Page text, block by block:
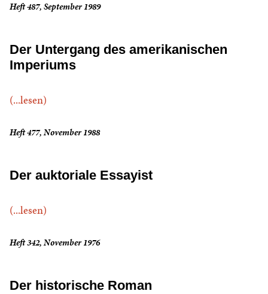
Heft 487, September 1989
Der Untergang des amerikanischen
Imperiums
(...lesen)
Heft 477, November 1988
Der auktoriale Essayist
(...lesen)
Heft 342, November 1976
Der historische Roman